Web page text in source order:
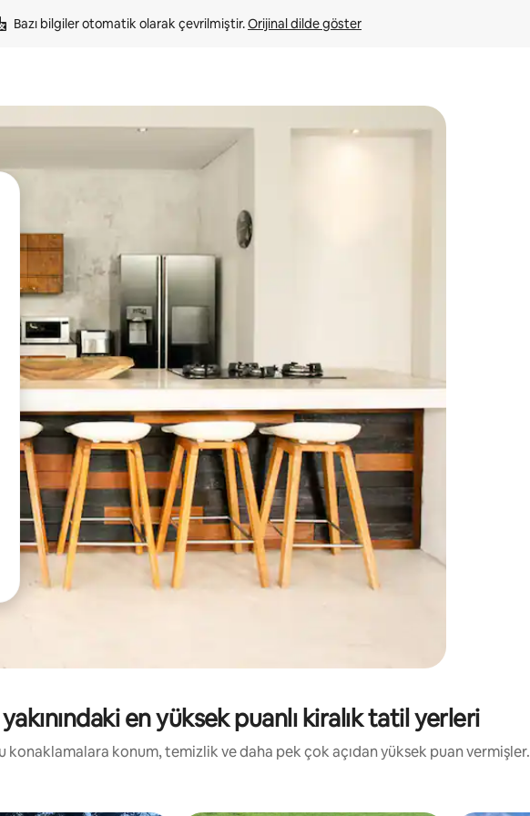
Bazı bilgiler otomatik olarak çevrilmiştir. Orijinal dilde göster
gezinin veya dokunarak ya da kaydırma hareketleriyle keşfedin.
en yüksek puanlı kiralık tatil yerleri
konaklamalara konum, temizlik ve daha pek çok açıdan yüksek puan vermişler.